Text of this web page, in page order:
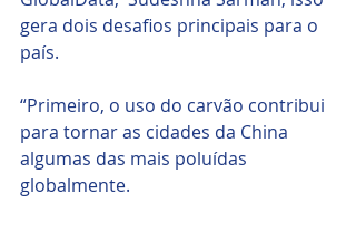
gera dois desafios principais para o
país.
“Primeiro, o uso do carvão contribui
para tornar as cidades da China
algumas das mais poluídas
globalmente.